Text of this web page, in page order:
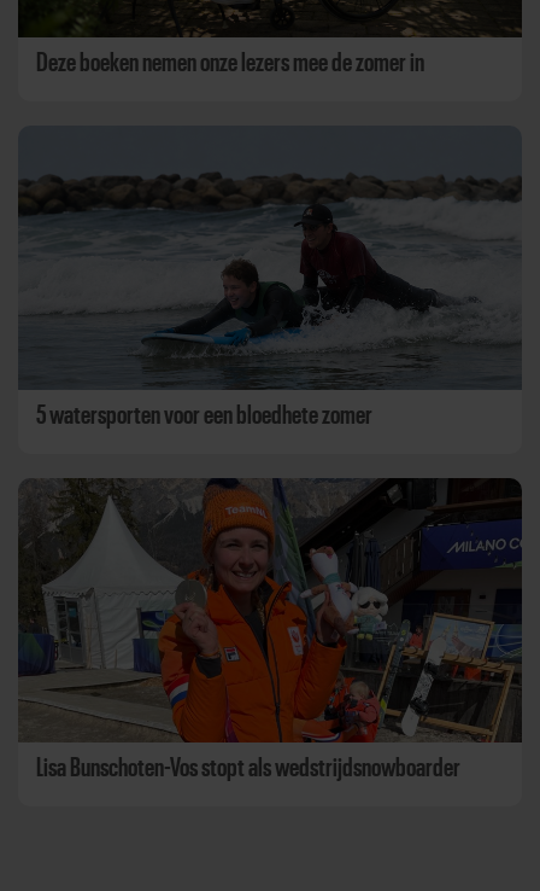
Deze boeken nemen onze lezers mee de zomer in
5 watersporten voor een bloedhete zomer
Lisa Bunschoten-Vos stopt als wedstrijdsnowboarder